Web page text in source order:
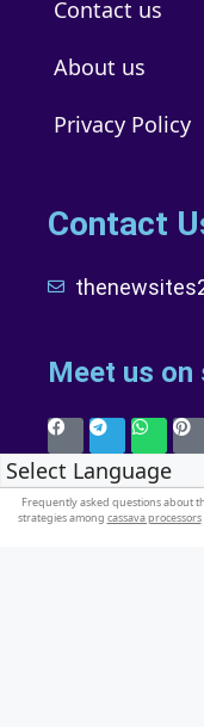
Contact us
About us
Privacy Policy
Contact
Meet us on
Frequently asked questions about
strategies among cassava processors